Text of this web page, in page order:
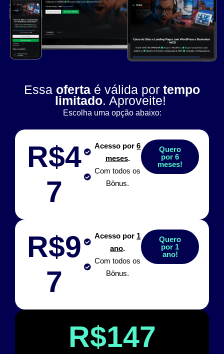
Essa oferta é válida por tempo
limitado. Aproveite!
Escolha uma opção abaixo:
R$4
7
Acesso por6
meses.
Com todos os
Bônus.
Quero
por 6
meses!
R$9
7
Acesso por 1
ano.
Com todos os
Bônus.
Quero
por 1
ano!
R$147